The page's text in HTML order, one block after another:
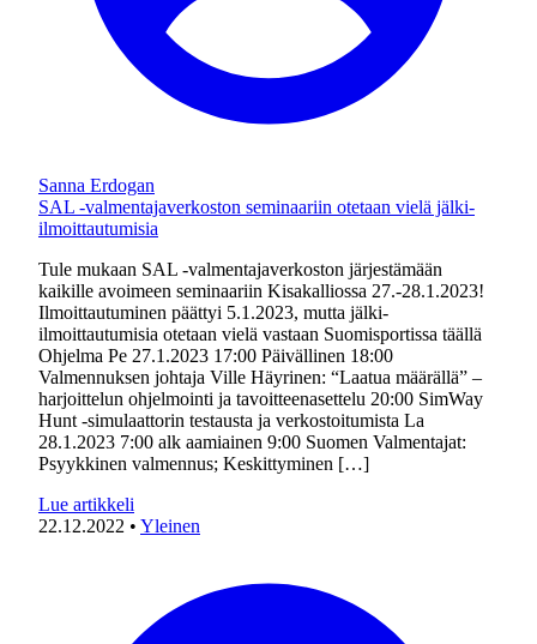
Sanna Erdogan
SAL -valmentajaverkoston seminaariin otetaan vielä jälki-
ilmoittautumisia
Tule mukaan SAL -valmentajaverkoston järjestämään
kaikille avoimeen seminaariin Kisakalliossa 27.-28.1.2023!
Ilmoittautuminen päättyi 5.1.2023, mutta jälki-
ilmoittautumisia otetaan vielä vastaan Suomisportissa täällä
Ohjelma Pe 27.1.2023 17:00 Päivällinen 18:00
Valmennuksen johtaja Ville Häyrinen: “Laatua määrällä” –
harjoittelun ohjelmointi ja tavoitteenasettelu 20:00 SimWay
Hunt -simulaattorin testausta ja verkostoitumista La
28.1.2023 7:00 alk aamiainen 9:00 Suomen Valmentajat:
Psyykkinen valmennus; Keskittyminen […]
Lue artikkeli
22.12.2022 • Yleinen